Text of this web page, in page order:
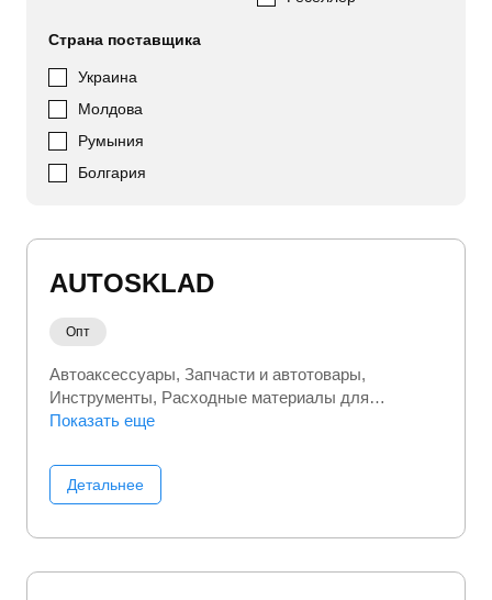
Страна поставщика
Украина
Молдова
Румыния
Болгария
AUTOSKLAD
Опт
Автоаксессуары Запчасти и автотовары
Инструменты Расходные материалы для
инструментов
Показать еще
Детальнее